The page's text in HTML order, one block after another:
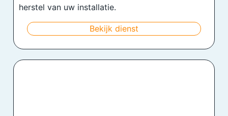
herstel van uw installatie.
Bekijk dienst